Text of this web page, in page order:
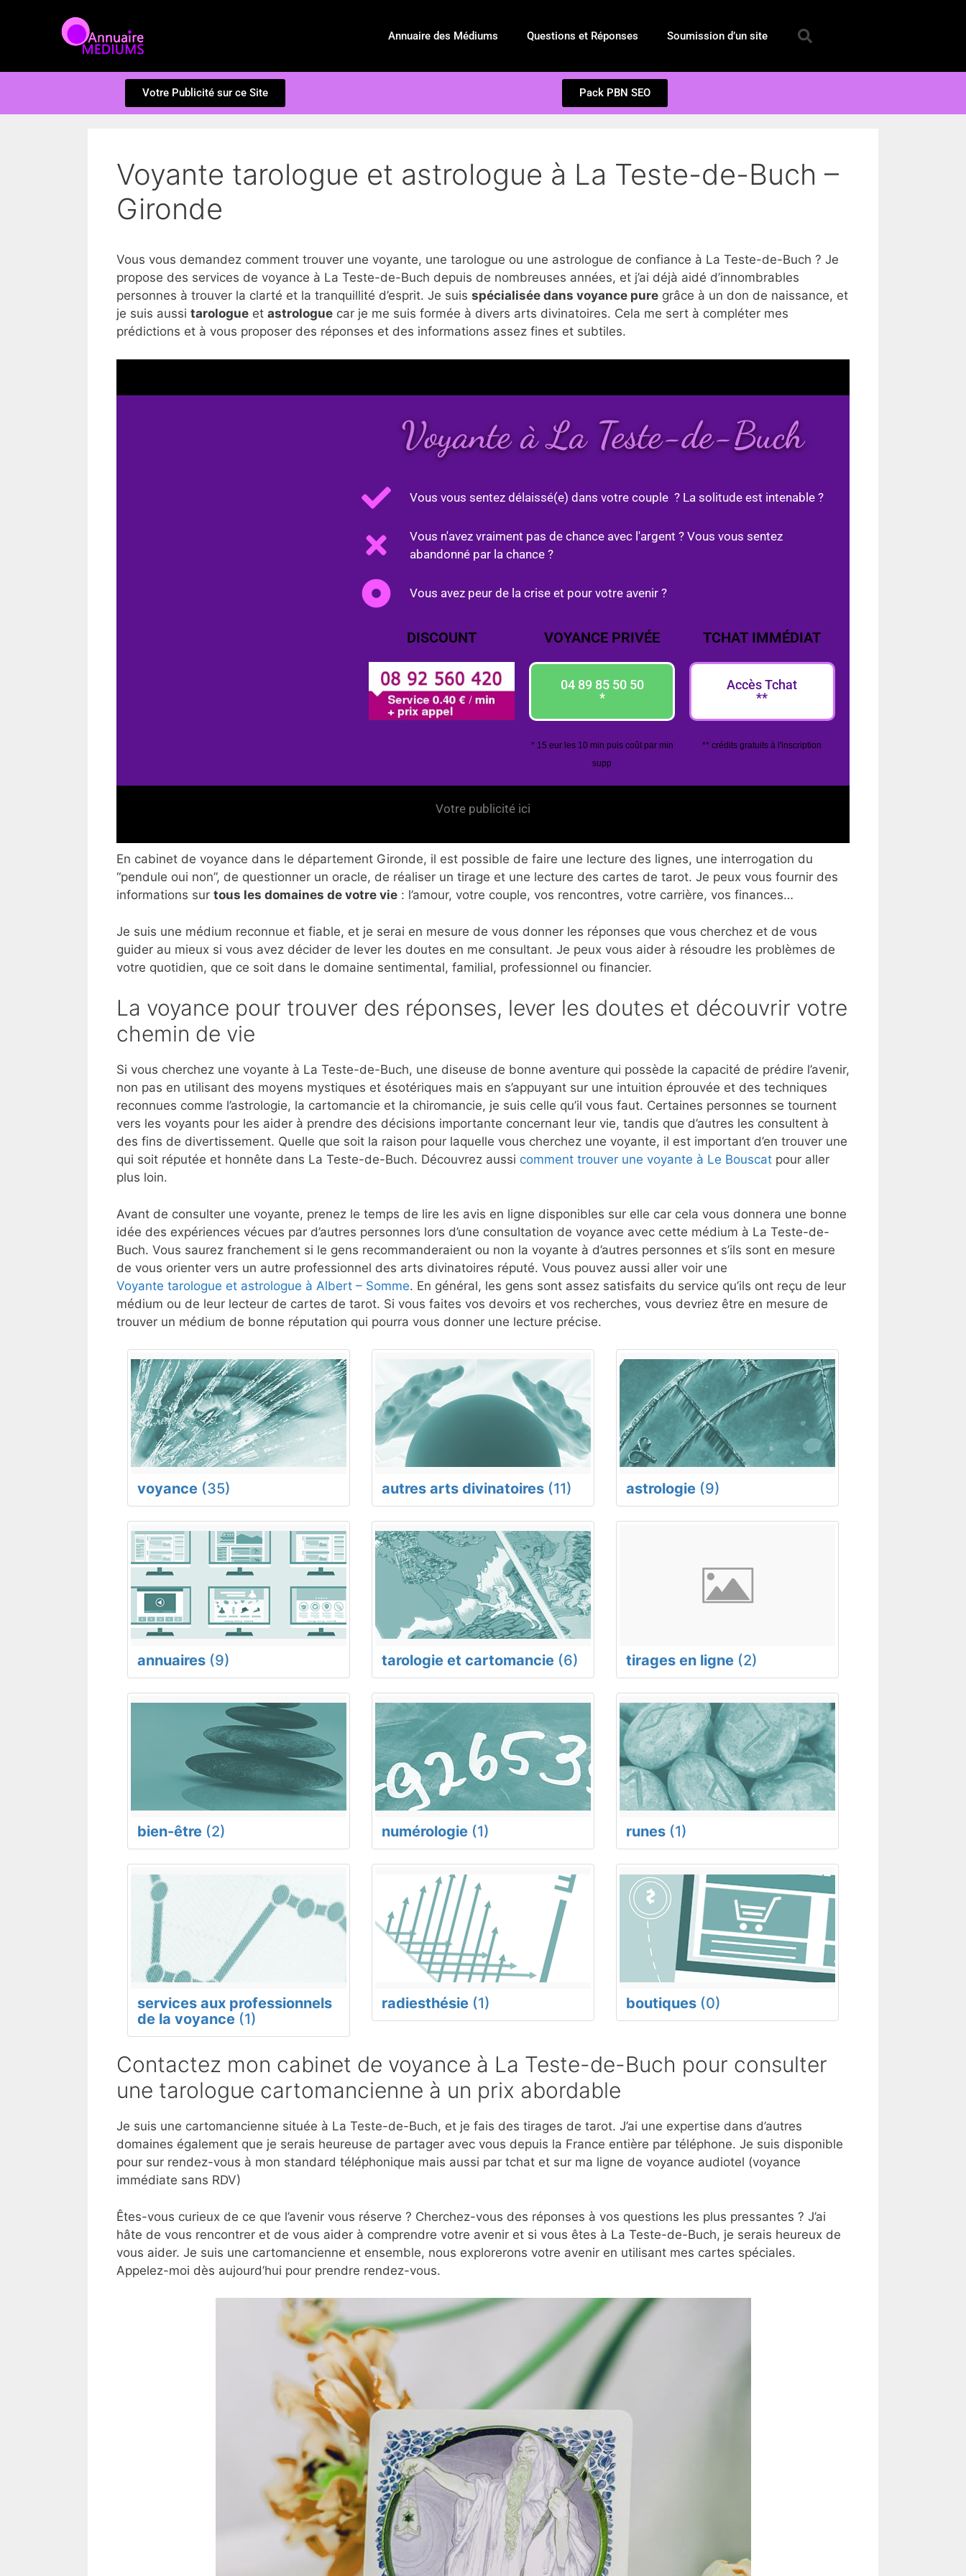
Annuaire des Médiums Questions et Réponses Soumission d’un site
Votre Publicité sur ce Site Pack PBN SEO
Voyante tarologue et astrologue à La Teste-de-Buch –
Gironde
Vous vous demandez comment trouver une voyante, une tarologue ou une astrologue de confiance à La Teste-de-Buch ? Je
propose des services de voyance à La Teste-de-Buch depuis de nombreuses années, et j’ai déjà aidé d’innombrables
personnes à trouver la clarté et la tranquillité d’esprit. Je suis spécialisée dans voyance pure grâce à un don de naissance, et
je suis aussi tarologue et astrologue car je me suis formée à divers arts divinatoires. Cela me sert à compléter mes
prédictions et à vous proposer des réponses et des informations assez fines et subtiles.
Voyante à La Teste-de-Buch
Vous vous sentez délaissé(e) dans votre couple ? La solitude est intenable ?
Vous n'avez vraiment pas de chance avec l'argent ? Vous vous sentez
abandonné par la chance ?
Vous avez peur de la crise et pour votre avenir ?
DISCOUNT VOYANCE PRIVÉE
04 89 85 50 50
*
* 15 eur les 10 min puis coût par min
supp
TCHAT IMMÉDIAT
Accès Tchat
**
** crédits gratuits à l'inscription
Votre publicité ici
En cabinet de voyance dans le département Gironde, il est possible de faire une lecture des lignes, une interrogation du
“pendule oui non”, de questionner un oracle, de réaliser un tirage et une lecture des cartes de tarot. Je peux vous fournir des
informations sur tous les domaines de votre vie : l’amour, votre couple, vos rencontres, votre carrière, vos finances…
Je suis une médium reconnue et fiable, et je serai en mesure de vous donner les réponses que vous cherchez et de vous
guider au mieux si vous avez décider de lever les doutes en me consultant. Je peux vous aider à résoudre les problèmes de
votre quotidien, que ce soit dans le domaine sentimental, familial, professionnel ou financier.
La voyance pour trouver des réponses, lever les doutes et découvrir votre
chemin de vie
Si vous cherchez une voyante à La Teste-de-Buch, une diseuse de bonne aventure qui possède la capacité de prédire l’avenir,
non pas en utilisant des moyens mystiques et ésotériques mais en s’appuyant sur une intuition éprouvée et des techniques
reconnues comme l’astrologie, la cartomancie et la chiromancie, je suis celle qu’il vous faut. Certaines personnes se tournent
vers les voyants pour les aider à prendre des décisions importante concernant leur vie, tandis que d’autres les consultent à
des fins de divertissement. Quelle que soit la raison pour laquelle vous cherchez une voyante, il est important d’en trouver une
qui soit réputée et honnête dans La Teste-de-Buch. Découvrez aussi comment trouver une voyante à Le Bouscat pour aller
plus loin.
Avant de consulter une voyante, prenez le temps de lire les avis en ligne disponibles sur elle car cela vous donnera une bonne
idée des expériences vécues par d’autres personnes lors d’une consultation de voyance avec cette médium à La Teste-de-
Buch. Vous saurez franchement si le gens recommanderaient ou non la voyante à d’autres personnes et s’ils sont en mesure
de vous orienter vers un autre professionnel des arts divinatoires réputé. Vous pouvez aussi aller voir une
Voyante tarologue et astrologue à Albert – Somme. En général, les gens sont assez satisfaits du service qu’ils ont reçu de leur
médium ou de leur lecteur de cartes de tarot. Si vous faites vos devoirs et vos recherches, vous devriez être en mesure de
trouver un médium de bonne réputation qui pourra vous donner une lecture précise.
voyance (35) autres arts divinatoires (11) astrologie (9)
annuaires (9) tarologie et cartomancie (6) tirages en ligne (2)
bien-être (2) numérologie (1) runes (1)
services aux professionnels
de la voyance (1)
radiesthésie (1) boutiques (0)
Contactez mon cabinet de voyance à La Teste-de-Buch pour consulter
une tarologue cartomancienne à un prix abordable
Je suis une cartomancienne située à La Teste-de-Buch, et je fais des tirages de tarot. J’ai une expertise dans d’autres
domaines également que je serais heureuse de partager avec vous depuis la France entière par téléphone. Je suis disponible
pour sur rendez-vous à mon standard téléphonique mais aussi par tchat et sur ma ligne de voyance audiotel (voyance
immédiate sans RDV)
Êtes-vous curieux de ce que l’avenir vous réserve ? Cherchez-vous des réponses à vos questions les plus pressantes ? J’ai
hâte de vous rencontrer et de vous aider à comprendre votre avenir et si vous êtes à La Teste-de-Buch, je serais heureux de
vous aider. Je suis une cartomancienne et ensemble, nous explorerons votre avenir en utilisant mes cartes spéciales.
Appelez-moi dès aujourd’hui pour prendre rendez-vous.